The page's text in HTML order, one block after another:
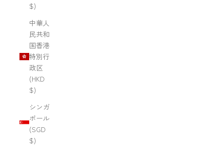
$)
中華人
民共和
国香港
特別行
政区
(HKD
$)
シンガ
ポール
(SGD
$)